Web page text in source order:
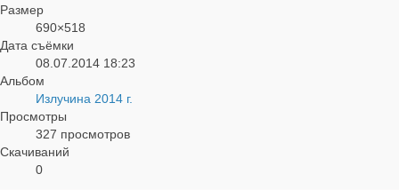
Размер
690×518
Дата съёмки
08.07.2014 18:23
Альбом
Излучина 2014 г.
Просмотры
327 просмотров
Скачиваний
0